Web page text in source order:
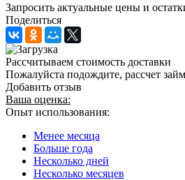
Запросить актуальные цены и
Поделиться
Рассчитываем стоимость доставки
Пожалуйста подождите, рассчет
Добавить отзыв
Ваша оценка:
Опыт использования:
Менее месяца
Больше года
Несколько дней
Несколько месяцев